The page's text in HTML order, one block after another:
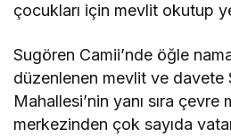
çocukları için mevlit okutup
Sugören Camii’nde öğle
düzenlenen mevlit ve davete
Mahallesi’nin yanı sıra
merkezinden çok sayıda